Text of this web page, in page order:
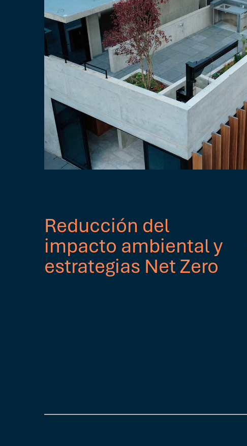
Reducción del
impacto ambiental y
estrategias Net Zero